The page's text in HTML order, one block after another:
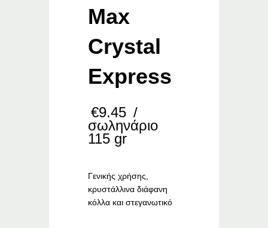
Max
Crystal
Express
€9.45 /
σωληνάριο
115 gr
Γενικής χρήσης,
κρυστάλλινα διάφανη
κόλλα και στεγανωτικό